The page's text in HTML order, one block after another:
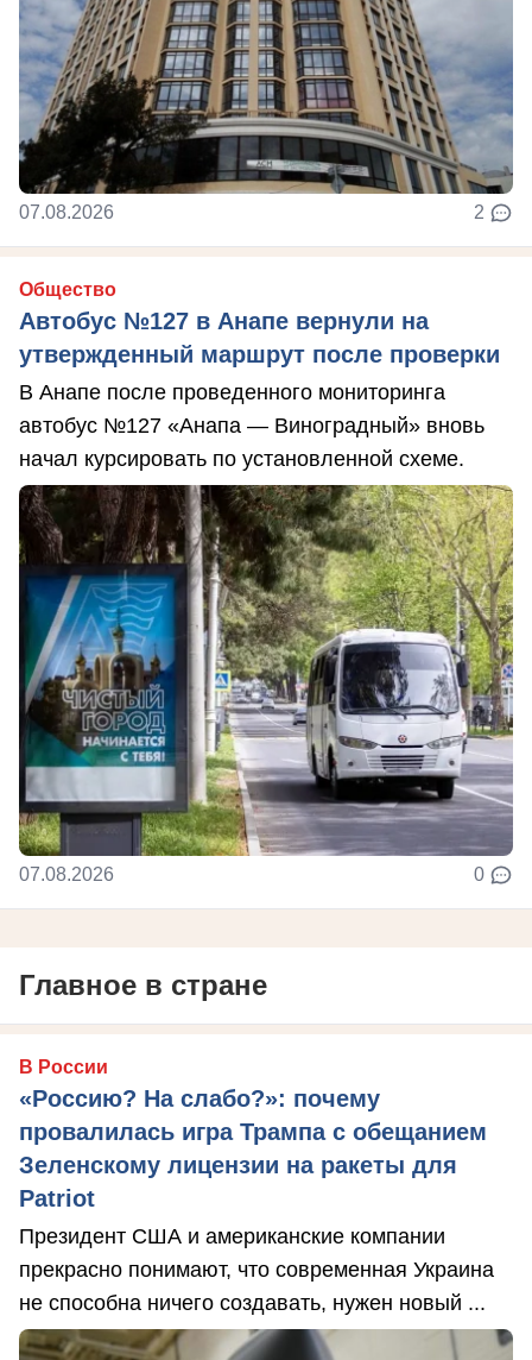
07.08.2026 2
Общество
Автобус №127 в Анапе вернули на
утвержденный маршрут после проверки
В Анапе после проведенного мониторинга
автобус №127 «Анапа — Виноградный» вновь
начал курсировать по установленной схеме.
07.08.2026 0
Главное в стране
В России
«Россию? На слабо?»: почему
провалилась игра Трампа с обещанием
Зеленскому лицензии на ракеты для
Patriot
Президент США и американские компании
прекрасно понимают, что современная Украина
не способна ничего создавать, нужен новый ...